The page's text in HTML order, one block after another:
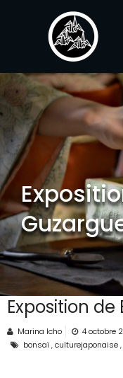
Exposition
Marina Icho 4 octobre
bonsaï,culturejaponaise,